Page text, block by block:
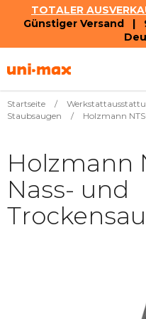
TOTALER
Günstiger Versand |
Inhalt
Startseite /
Staubsaugen
/ Holzmann
Holzmann
Nass- und